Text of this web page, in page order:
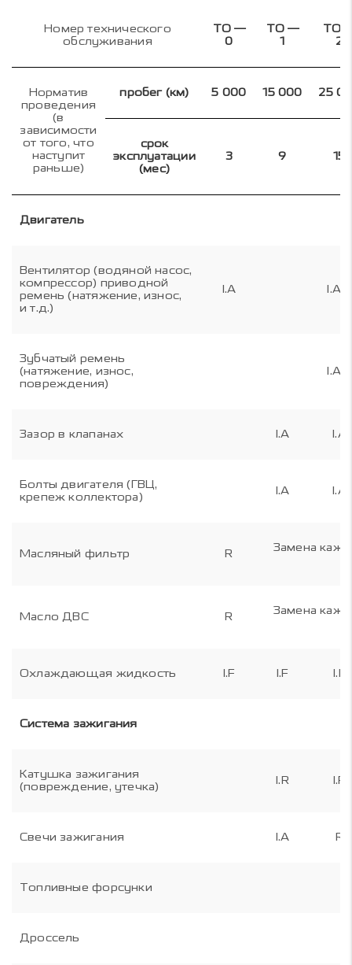
Номер технического
обслуживания
ТО —
0
ТО —
1
ТО
2
Норматив
проведения
(в
зависимости
от того, что
наступит
раньше)
пробег (км) 5 000 15 000 25
срок
эксплуатации
(мес)
3 9 15
Двигатель
Вентилятор (водяной насос,
компрессор) приводной
ремень (натяжение, износ,
и т.д.)
I.A I.A.R
Зубчатый ремень
(натяжение, износ,
повреждения)
I.A.R
Зазор в клапанах I.A I.A
Болты двигателя (ГВЦ,
крепеж коллектора)
I.A I.A
Масляный фильтр R Замена
Масло ДВС R Замена
Охлаждающая жидкость I.F I.F I.F
Система зажигания
Катушка зажигания
(повреждение, утечка)
I.R I.R
Свечи зажигания I.A R
Топливные форсунки
Дроссель